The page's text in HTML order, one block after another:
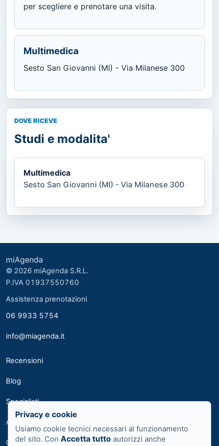
per scegliere e prenotare una visita.
Multimedica
Sesto San Giovanni (MI) - Via Milanese 300
DOVE RICEVE
Studi e modalita'
Multimedica
Sesto San Giovanni (MI) - Via Milanese 300
miAgenda
© 2026 miAgenda S.R.L.
P.IVA 01937550760
Assistenza prenotazioni
06 9933 5754
info@miagenda.it
Recensioni
Blog
Specialisti
Area medici
Contatti
Privacy e cookie
Usiamo cookie tecnici necessari al funzionamento
del sito. Con Accetta tutto autorizzi anche